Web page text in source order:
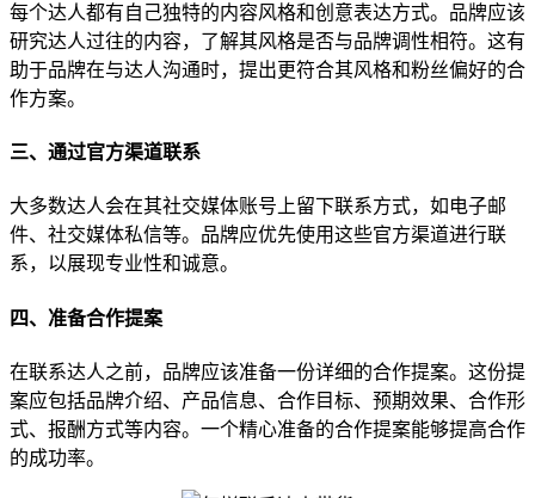
每个达人都有自己独特的内容风格和创意表达方式。品牌应该
研究达人过往的内容，了解其风格是否与品牌调性相符。这有
助于品牌在与达人沟通时，提出更符合其风格和粉丝偏好的合
作方案。
三、通过官方渠道联系
大多数达人会在其社交媒体账号上留下联系方式，如电子邮
件、社交媒体私信等。品牌应优先使用这些官方渠道进行联
系，以展现专业性和诚意。
四、准备合作提案
在联系达人之前，品牌应该准备一份详细的合作提案。这份提
案应包括品牌介绍、产品信息、合作目标、预期效果、合作形
式、报酬方式等内容。一个精心准备的合作提案能够提高合作
的成功率。